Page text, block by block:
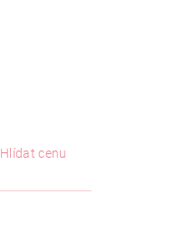
Hlídat cenu